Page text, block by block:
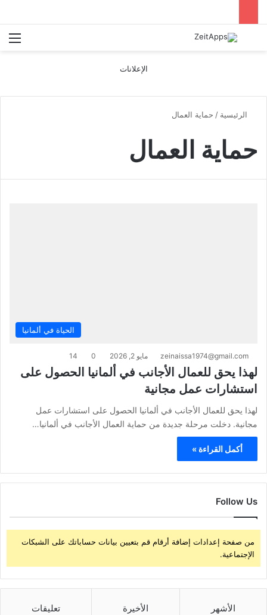
بحث عن
الإعلانات
الرئيسية / حماية العمال
حماية العمال
الحياة في ألمانيا
zeinaissa1974@gmail.com مايو 2, 2026 0
14
لهذا يحق للعمال الأجانب في ألمانيا الحصول على
استشارات عمل مجانية
لهذا يحق للعمال الأجانب في ألمانيا الحصول على استشارات عمل
مجانية. دخلت مرحلة جديدة من حماية العمال الأجانب في ألمانيا…
أكمل القراءة »
Follow Us
من صفحة إعدادات إضافة أرقام قم بتعيين بيانات حساباتك على الشبكات
الإجتماعية.
الأشهر الأخيرة تعليقات